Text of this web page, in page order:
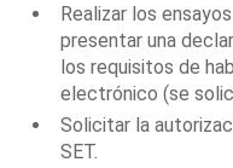
Realizar los
presentar una
los requisitos de
electrónico (se
Solicitar la
SET.